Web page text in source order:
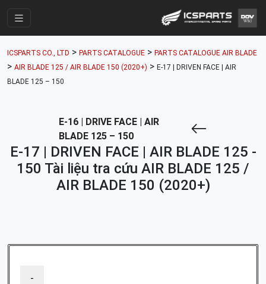
Cửa Hàng
Nhóm Phụ Tùng
Tài khoản
ICSPARTS CO., LTD > PARTS CATALOGUE > PARTS CATALOGUE AIR BLADE
> AIR BLADE 125 / AIR BLADE 150 (2020+) > E-17 | DRIVEN FACE | AIR
BLADE 125 – 150
E-16 | DRIVE FACE | AIR
BLADE 125 – 150
E-17 | DRIVEN FACE | AIR BLADE 125 -
150 Tài liệu tra cứu AIR BLADE 125 /
AIR BLADE 150 (2020+)
-